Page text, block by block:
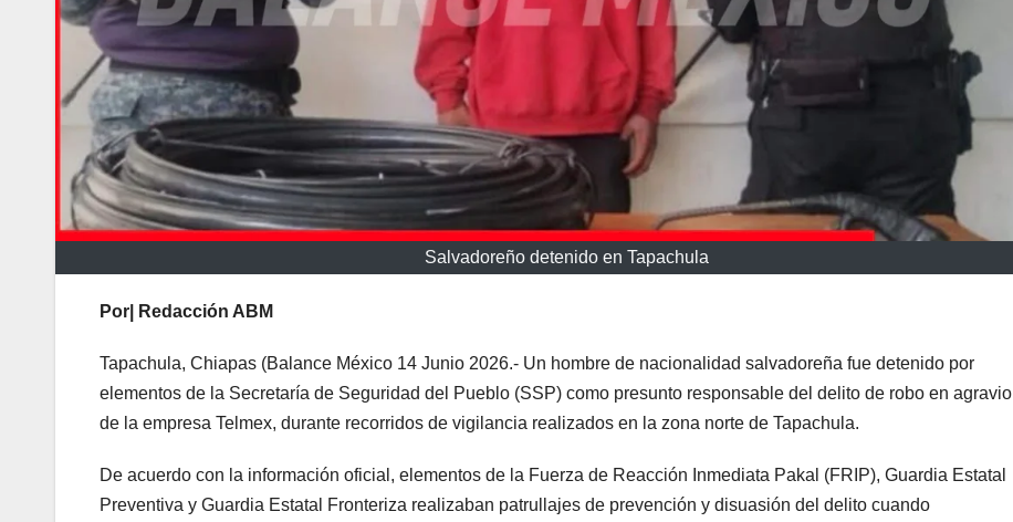
Salvadoreño detenido en Tapachula
Por| Redacción ABM
Tapachula, Chiapas (Balance México 14 Junio 2026.- Un hombre de nacionalidad salvadoreña fue detenido por
elementos de la Secretaría de Seguridad del Pueblo (SSP) como presunto responsable del delito de robo en agravio
de la empresa Telmex, durante recorridos de vigilancia realizados en la zona norte de Tapachula.
De acuerdo con la información oficial, elementos de la Fuerza de Reacción Inmediata Pakal (FRIP), Guardia Estatal
Preventiva y Guardia Estatal Fronteriza realizaban patrullajes de prevención y disuasión del delito cuando